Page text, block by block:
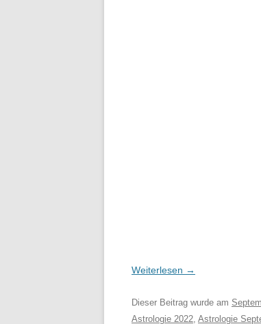
Weiterlesen →
Dieser Beitrag wurde am
Astrologie 2022, Astrologie